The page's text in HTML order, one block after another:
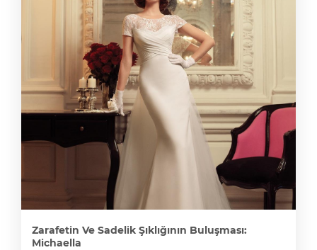
Zarafetin Ve Sadelik Şıklığının Buluşması:
Michaella